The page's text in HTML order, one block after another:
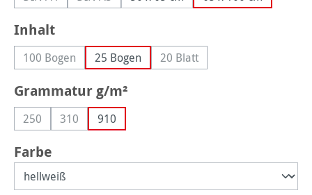
(Diese Option ist zurzeit nicht verfügbar.)
(Diese Option ist zurzeit nicht verfügbar.)
Inhaltauswählen
100 Bogen(Diese Option ist zurzeit nicht verfügbar.)
25 Bogen 20 Blatt(Diese Option ist zurzeit
Grammatur g/m²
250(Diese Option ist zurzeit nicht verfügbar.)
310(Diese Option ist zurzeit nicht verfügbar.)
910
Farbe